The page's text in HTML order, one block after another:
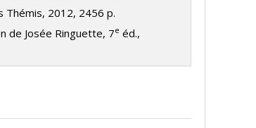
Thémis, 2012, 2456 p.
de Josée Ringuette, 7e éd.,